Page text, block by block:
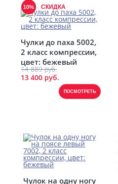
10% СКИДКА
Чулки до паха 5002,
2 класс компрессии,
цвет: бежевый
14 889 руб.
13 400 руб.
ПОСМОТРЕТЬ
Чулок на одну ногу